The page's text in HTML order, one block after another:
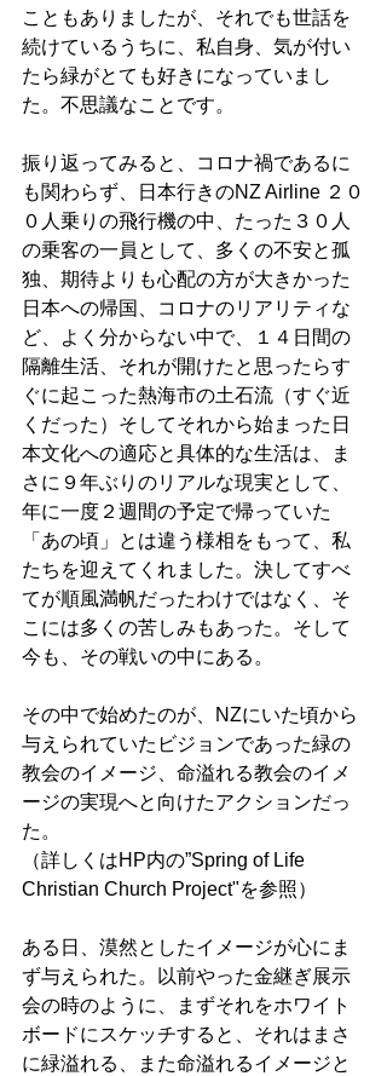
こともありましたが、それでも世話を
続けているうちに、私自身、気が付い
たら緑がとても好きになっていまし
た。不思議なことです。
振り返ってみると、コロナ禍であるに
も関わらず、日本行きのNZ Airline ２０
０人乗りの飛行機の中、たった３０人
の乗客の一員として、多くの不安と孤
独、期待よりも心配の方が大きかった
日本への帰国、コロナのリアリティな
ど、よく分からない中で、１４日間の
隔離生活、それが開けたと思ったらす
ぐに起こった熱海市の土石流（すぐ近
くだった）そしてそれから始まった日
本文化への適応と具体的な生活は、ま
さに９年ぶりのリアルな現実として、
年に一度２週間の予定で帰っていた
「あの頃」とは違う様相をもって、私
たちを迎えてくれました。決してすべ
てが順風満帆だったわけではなく、そ
こには多くの苦しみもあった。そして
今も、その戦いの中にある。
その中で始めたのが、NZにいた頃から
与えられていたビジョンであった緑の
教会のイメージ、命溢れる教会のイメ
ージの実現へと向けたアクションだっ
た。
（詳しくはHP内の”Spring of Life
Christian Church Project"を参照）
ある日、漠然としたイメージが心にま
ず与えられた。以前やった金継ぎ展示
会の時のように、まずそれをホワイト
ボードにスケッチすると、それはまさ
に緑溢れる、また命溢れるイメージと